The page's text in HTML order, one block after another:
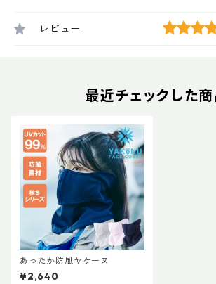
レビュー
最近チェックした
あったか防風ヤケーヌ
¥2,640